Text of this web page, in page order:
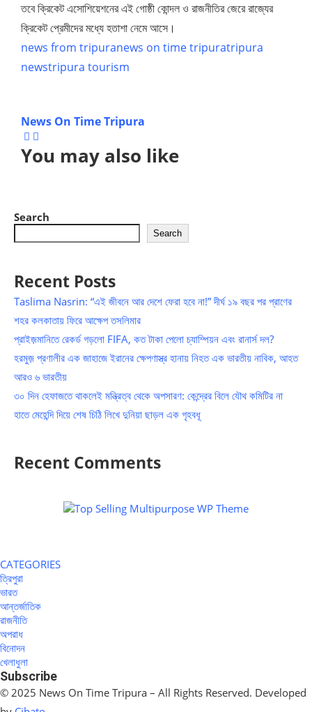
তবে ক্রিকেট এসোশিয়েশনের এই গোষ্ঠী কোন্দল ও রাজনীতির জেরে রাজ্যের
ক্রিকেট প্রেমীদের মধ্যে হতাশা নেমে আসে।
news from tripuranews on time tripuratripura
newstripura tourism
News On Time Tripura
You may also like
Search
Search
Recent Posts
Taslima Nasrin: “এই জীবনে আর দেশে ফেরা হবে না!” দীর্ঘ ১৯ বছর পর প্রাণের
শহর কলকাতায় ফিরে আক্ষেপ তসলিমার
প্রাইজ়মানিতে রেকর্ড গড়লো FIFA, কত টাকা পেলো চ্যাম্পিয়ন এবং রানার্স দল?
হরমুজ় প্রণালীর এক জাহাজে ইরানের ক্ষেপণাস্ত্র হানায় নিহত এক ভারতীয় নাবিক, আহত
আরও ৬ ভারতীয়
৩০ দিন হেফাজতে থাকলেই মন্ত্রিত্ব থেকে অপসারণ: কেন্দ্রের বিলে যৌথ কমিটির না
হাতে মেহেন্দি দিয়ে শেষ চিঠি লিখে দুনিয়া ছাড়ল এক গৃহবধূ
Recent Comments
CATEGORIES
ত্রিপুরা
ভারত
আন্তর্জাতিক
রাজনীতি
অপরাধ
বিনোদন
খেলাধুলা
Subscribe
© 2025 News On Time Tripura – All Rights Reserved. Developed